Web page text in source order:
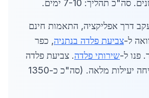
דרך אפליקציה, התאמות חינם
ל-צביעת פלדה בנתניה, כפר
פנו ל-שירותי פלדה. צביעת פלדה
בכפר סבא מבטיחה יעילות מלאה. (סה"כ כ-1350